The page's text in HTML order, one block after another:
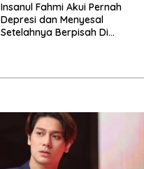
Insanul Fahmi Akui Pernah
Depresi dan Menyesal
Setelahnya Berpisah Di